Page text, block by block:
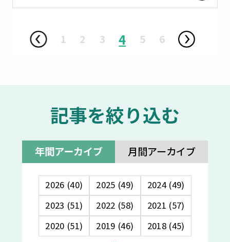
1 2 3 4 5 6
記事を絞り込む
年間アーカイブ 月間アーカイブ
2026 (40) 2025 (49)
2024 (49)
2023 (51)
2022 (58)
2021 (57)
2020 (51)
2019 (46) 2018 (45)